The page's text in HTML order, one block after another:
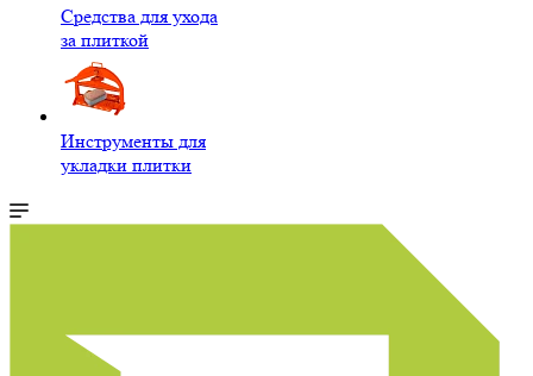
Средства для ухода
за плиткой
Инструменты для
укладки плитки